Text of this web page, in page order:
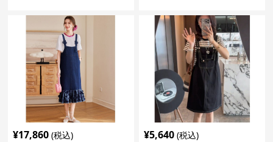
¥17,860 (税込) ¥5,640 (税込)